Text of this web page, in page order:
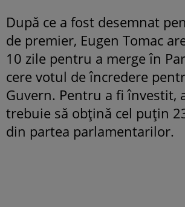
După ce a fost desemnat
de premier, Eugen Tomac
10 zile pentru a merge în
cere votul de încredere
Guvern. Pentru a fi învestit,
trebuie să obțină cel puțin
din partea parlamentarilor.